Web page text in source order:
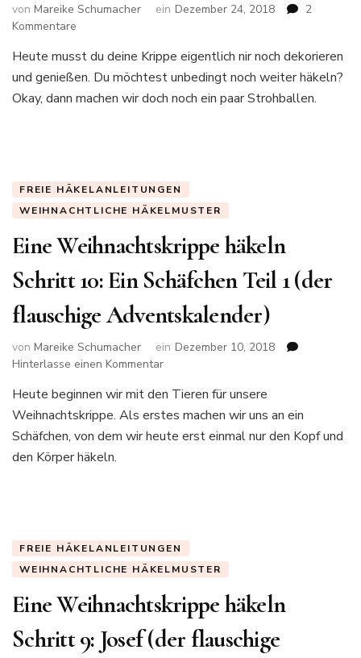
von Mareike Schumacher ein Dezember 24, 2018
2
Kommentare
Weihnachtskrippe
häkeln
Schritt
(der
flauschige
Adventskalender)
Heute musst du deine Krippe eigentlich nir noch dekorieren
und genießen. Du möchtest unbedingt noch weiter häkeln?
Okay, dann machen wir doch noch ein paar Strohballen.
FREIE HÄKELANLEITUNGEN
WEIHNACHTLICHE HÄKELMUSTER
Eine Weihnachtskrippe häkeln
Schritt 10: Ein Schäfchen Teil 1 (der
flauschige Adventskalender)
von Mareike Schumacher ein Dezember 10, 2018
Hinterlasse einen Kommentarzu
Weihnachtskrippe
häkeln
Schritt
flauschige
Adventskalender)
Heute beginnen wir mit den Tieren für unsere
Weihnachtskrippe. Als erstes machen wir uns an ein
Schäfchen, von dem wir heute erst einmal nur den Kopf und
den Körper häkeln.
FREIE HÄKELANLEITUNGEN
WEIHNACHTLICHE HÄKELMUSTER
Eine Weihnachtskrippe häkeln
Schritt 9: Josef (der flauschige